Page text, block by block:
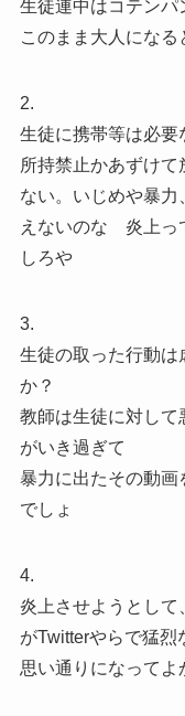
生徒連中はコテンパ
このまま大人になる
2.
生徒に携帯等は必
所持禁止かあずけて
ない。いじめや暴
えないのな 炎上っ
しろや
3.
生徒の取った行動は
か？
教師は生徒に対して
がいき過ぎて
暴力に出たその動画
でしょ
4.
炎上させようとして
がTwitterやらで猛烈
思い通りになってよ